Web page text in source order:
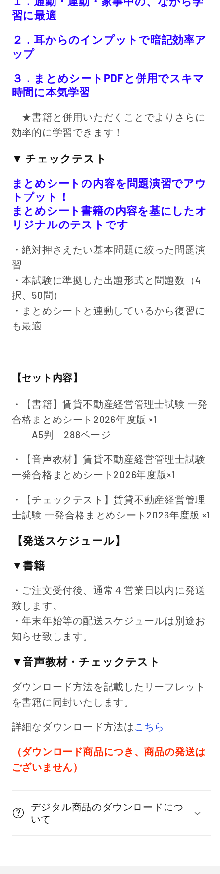
習に最適
２．耳からのインプットで暗記効率ア
ップ
３．まとめシートPDFと併用でスキマ
時間に本気学習
★書籍と併用いただくことでよりさらに
効率的に学習できます！
▼ チェックテスト
まとめシートの内容を問題演習でアウ
トプット！
まとめシート書籍の内容を基にしたオ
リジナルのテストです
・絶対押さえたい基本問題に絞った問題演
習
・本試験に準拠した出題形式と問題数（4
択、50問）
・まとめシートと連動しているから復習に
も最適
【セット内容】
・【書籍】賃貸不動産経営管理士試験 一発
合格まとめシート 2026年度版 ×1
A5判 288ページ
・【音声教材】賃貸不動産経営管理士試験
一発合格まとめシート 2026年度版×1
・【チェックテスト】賃貸不動産経営管理
士試験 一発合格まとめシート 2026年度版 ×1
【発送スケジュール】
▼書籍
・ご注文受付後、通常４営業日以内に発送
致します。
・年末年始等の配送スケジュールは別途お
知らせ致します。
▼音声教材・チェックテスト
ダウンロード方法を記載したリーフレット
を書籍に同封いたします。
詳細なダウンロード方法は こちら
（ダウンロード商品につき、商品の発送は
ございません）
デジタル商品のダウンロードにつ
いて